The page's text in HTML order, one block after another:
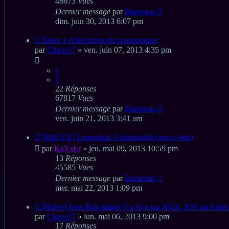
Dernier message parDarxenas
dim. juin 30, 2013 6:07 pm
Xbox 1 et les droits du consomateur
parChaos17 » ven. juin 07, 2013 4:35 pm
1
2
22 Réponses
67817 Vues
Dernier message parDarxenas
ven. juin 21, 2013 3:41 am
[RM-VX] Legendata .0 disponible (news+test)
parKaYsEr» jeu. mai 09, 2013 10:59 pm
13 Réponses
45585 Vues
Dernier message parDarxenas
mer. mai 22, 2013 1:09 pm
[Brève] Jeux Rpg maker Vx Ace sur XNA, IOS ou
parChaos17 » lun. mai 06, 2013 9:00 pm
17 Réponses